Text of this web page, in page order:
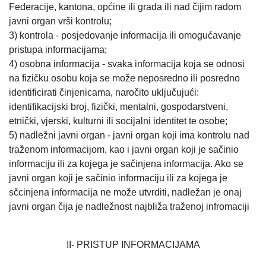
Federacije, kantona, općine ili grada ili nad čijim radom
javni organ vrši kontrolu;
3) kontrola - posjedovanje informacija ili omogućavanje
pristupa informacijama;
4) osobna informacija - svaka informacija koja se odnosi
na fizičku osobu koja se može neposredno ili posredno
identificirati činjenicama, naročito uključujući:
identifikacijski broj, fizički, mentalni, gospodarstveni,
etnički, vjerski, kulturni ili socijalni identitet te osobe;
5) nadležni javni organ - javni organ koji ima kontrolu nad
traženom informacijom, kao i javni organ koji je sačinio
informaciju ili za kojega je sačinjena informacija. Ako se
javni organ koji je sačinio informaciju ili za kojega je
sčcinjena informacija ne može utvrditi, nadležan je onaj
javni organ čija je nadležnost najbliža traženoj infromaciji
II- PRISTUP INFORMACIJAMA